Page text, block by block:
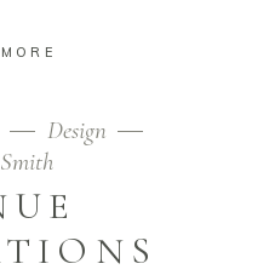
Design